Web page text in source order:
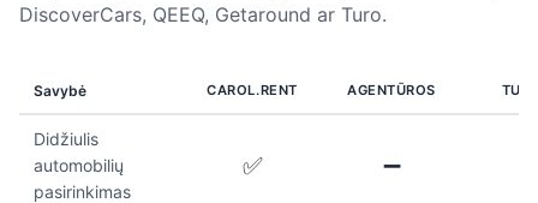
DiscoverCars, QEEQ, Getaround ar Turo.
Savybė CAROL.RENT AGENTŪROS
Didžiulis
automobilių
pasirinkimas
✅ ➖